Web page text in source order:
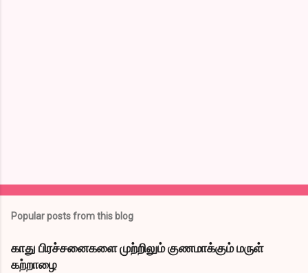
Popular posts from this blog
காது பிரச்சனைகளை முற்றிலும் குணமாக்கும் மருள்
கற்றாழை